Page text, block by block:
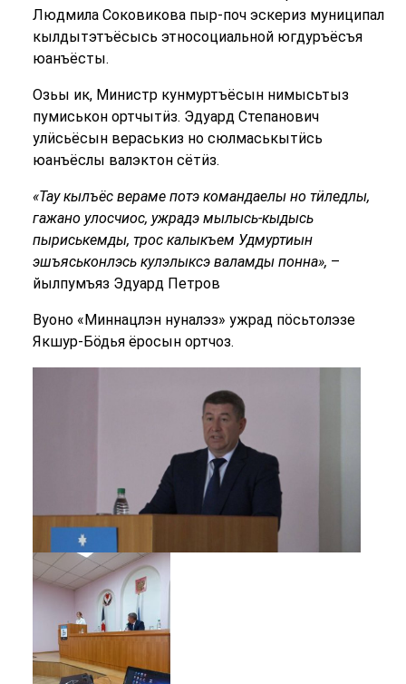
Людмила Соковикова пыр-поч эскериз муниципал
кылдытэтъёсысь этносоциальной югдуръёсъя
юанъёсты.
Озьы ик, Министр кунмуртъёсын нимысьтыз
пумиськон ортчытӥз. Эдуард Степанович
улӥсьёсын вераськиз но сюлмаськытӥсь
юанъёслы валэктон сётӥз.
«Тау кылъёс вераме потэ командаелы но тӥледлы,
гажано улосчиос, ужрадэ мылысь-кыдысь
пыриськемды, трос калыкъем Удмуртиын
эшъяськонлэсь кулэлыксэ валамды понна», –
йылпумъяз Эдуард Петров
Вуоно «Миннацлэн нуналэз» ужрад пӧсьтолэзе
Якшур-Бӧдья ёросын ортчоз.